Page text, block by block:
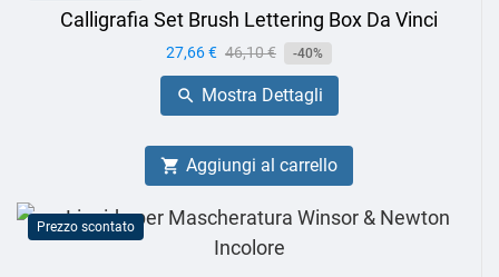
Calligrafia Set Brush Lettering Box Da Vinci
Prezzo
27,66 € Prezzo
base
46,10 € -40%
 Mostra Dettagli
 Aggiungi al carrello
Prezzo scontato